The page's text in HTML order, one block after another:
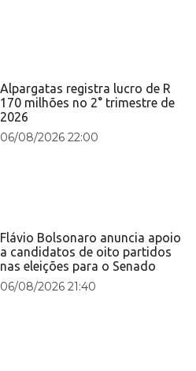
Alpargatas registra lucro de R
170 milhões no 2° trimestre de
2026
06/08/2026 22:00
Flávio Bolsonaro anuncia apoio
a candidatos de oito partidos
nas eleições para o Senado
06/08/2026 21:40